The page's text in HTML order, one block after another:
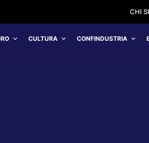
CHI
CULTURA CONFINDUSTRIA